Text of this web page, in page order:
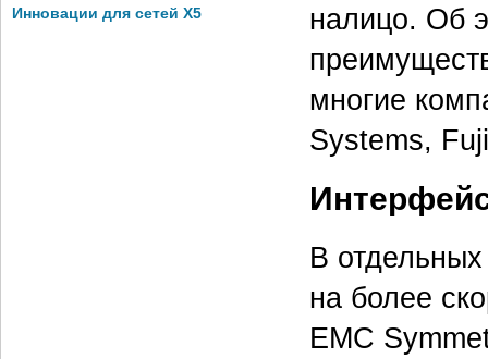
Инновации для сетей X5
налицо. Об
многие
Systems,
В
на более
EMC